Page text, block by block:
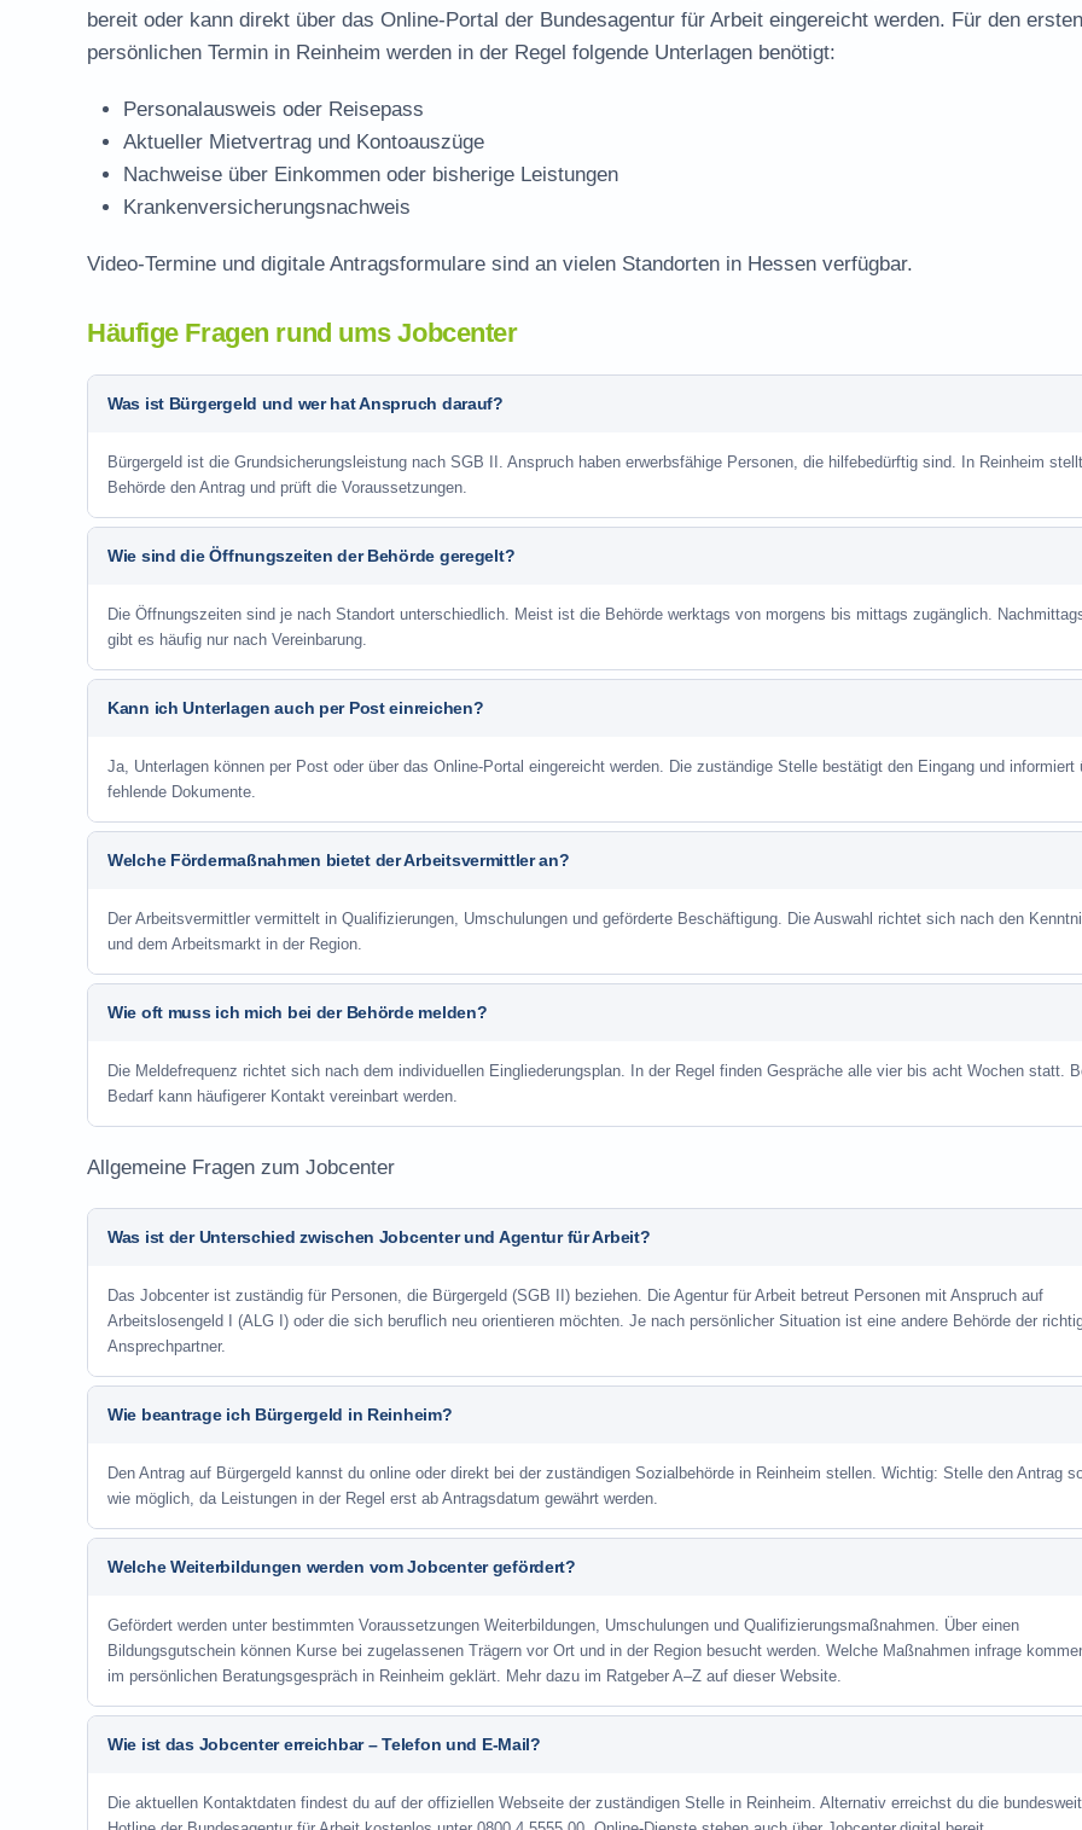
bereit oder kann direkt über das Online-Portal der Bundesagentur für Arbeit eingereicht werden. Für den ersten
persönlichen Termin in Reinheim werden in der Regel folgende Unterlagen benötigt:
Personalausweis oder Reisepass
Aktueller Mietvertrag und Kontoauszüge
Nachweise über Einkommen oder bisherige Leistungen
Krankenversicherungsnachweis
Video-Termine und digitale Antragsformulare sind an vielen Standorten in Hessen verfügbar.
Häufige Fragen rund ums Jobcenter
Was ist Bürgergeld und wer hat Anspruch darauf?
Bürgergeld ist die Grundsicherungsleistung nach SGB II. Anspruch haben erwerbsfähige Personen, die hilfebedürftig sind. In Reinheim
Behörde den Antrag und prüft die Voraussetzungen.
Wie sind die Öffnungszeiten der Behörde geregelt?
Die Öffnungszeiten sind je nach Standort unterschiedlich. Meist ist die Behörde werktags von morgens bis mittags zugänglich.
gibt es häufig nur nach Vereinbarung.
Kann ich Unterlagen auch per Post einreichen?
Ja, Unterlagen können per Post oder über das Online-Portal eingereicht werden. Die zuständige Stelle bestätigt den Eingang und informiert
fehlende Dokumente.
Welche Fördermaßnahmen bietet der Arbeitsvermittler an?
Der Arbeitsvermittler vermittelt in Qualifizierungen, Umschulungen und geförderte Beschäftigung. Die Auswahl richtet sich nach den
und dem Arbeitsmarkt in der Region.
Wie oft muss ich mich bei der Behörde melden?
Die Meldefrequenz richtet sich nach dem individuellen Eingliederungsplan. In der Regel finden Gespräche alle vier bis acht Wochen statt.
Bedarf kann häufigerer Kontakt vereinbart werden.
Allgemeine Fragen zum Jobcenter
Was ist der Unterschied zwischen Jobcenter und Agentur für Arbeit?
Das Jobcenter ist zuständig für Personen, die Bürgergeld (SGB II) beziehen. Die Agentur für Arbeit betreut Personen mit Anspruch auf
Arbeitslosengeld I (ALG I) oder die sich beruflich neu orientieren möchten. Je nach persönlicher Situation ist eine andere Behörde der
Ansprechpartner.
Wie beantrage ich Bürgergeld in Reinheim?
Den Antrag auf Bürgergeld kannst du online oder direkt bei der zuständigen Sozialbehörde in Reinheim stellen. Wichtig: Stelle den Antrag
wie möglich, da Leistungen in der Regel erst ab Antragsdatum gewährt werden.
Welche Weiterbildungen werden vom Jobcenter gefördert?
Gefördert werden unter bestimmten Voraussetzungen Weiterbildungen, Umschulungen und Qualifizierungsmaßnahmen. Über einen
Bildungsgutschein können Kurse bei zugelassenen Trägern vor Ort und in der Region besucht werden. Welche Maßnahmen infrage
im persönlichen Beratungsgespräch in Reinheim geklärt. Mehr dazu im Ratgeber A–Z auf dieser Website.
Wie ist das Jobcenter erreichbar – Telefon und E-Mail?
Die aktuellen Kontaktdaten findest du auf der offiziellen Webseite der zuständigen Stelle in Reinheim. Alternativ erreichst du die